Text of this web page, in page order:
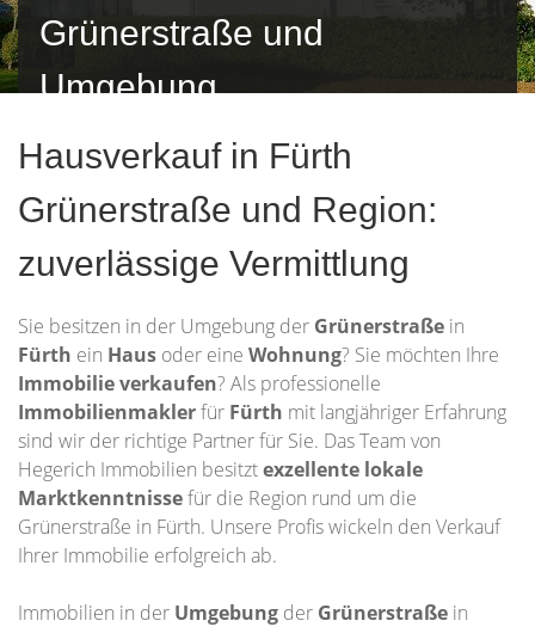
Grünerstraße und
Umgebung
Hausverkauf in Fürth
Grünerstraße und Region:
zuverlässige Vermittlung
Sie besitzen in der Umgebung der Grünerstraße in
Fürth ein Haus oder eine Wohnung? Sie möchten Ihre
Immobilieverkaufen? Als professionelle
Immobilienmaklerfür Fürth mit langjähriger Erfahrung
sind wir der richtige Partner für Sie. Das Team von
Hegerich Immobilien besitztexzellente lokale
Marktkenntnissefür die Region rund um die
Grünerstraße in Fürth. Unsere Profis wickeln den Verkauf
Ihrer Immobilie erfolgreich ab.
Immobilien in der Umgebung der Grünerstraße in